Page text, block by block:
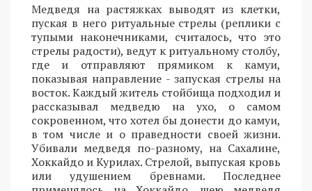
Медведя на растяжках выводят из клетки,
пуская в него ритуальные стрелы (реплики с
тупыми наконечниками, считалось, что это
стрелы радости), ведут к ритуальному столбу,
где и отправляют прямиком к камуи,
показывая направление - запуская стрелы на
восток. Каждый житель стойбища подходил и
рассказывал медведю на ухо, о самом
сокровенном, что хотел бы донести до камуи,
в том числе и о праведности своей жизни.
Убивали медведя по-разному, на Сахалине,
Хоккайдо и Курилах. Стрелой, выпуская кровь
или удушением бревнами. Последнее